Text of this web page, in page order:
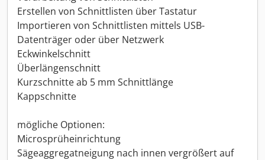
Erstellen von Schnittlisten über Tastatur
Importieren von Schnittlisten mittels USB-
Datenträger oder über Netzwerk
Eckwinkelschnitt
Überlängenschnitt
Kurzschnitte ab 5 mm Schnittlänge
Kappschnitte
mögliche Optionen:
Microsprüheinrichtung
Sägeaggregatneigung nach innen vergrößert auf